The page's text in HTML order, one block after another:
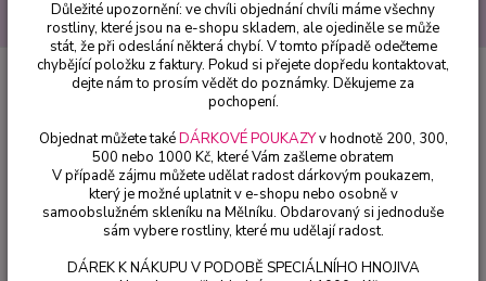
Hledat
Úvod Balkónové rostliny
Abutilon žlutý (Podslunečník, mračňák, lipka) -
Abutilon žlutý (Podslunečník,
mračňák, lipka) - 126
Důležité upozornění: ve chvíli objednání chvíli máme všechny
rostliny, které jsou na e-shopu skladem, ale ojediněle se může
stát, že při odeslání některá chybí. V tomto případě odečteme
chybějící položku z faktury. Pokud si přejete dopředu kontaktovat,
dejte nám to prosím vědět do poznámky. Děkujeme za
pochopení.
Objednat můžete takéDÁRKOVÉ POUKAZYv hodnotě 200, 300,
500 nebo 1000 Kč, které Vám zašleme obratem
V případě zájmu můžete udělat radost dárkovým poukazem,
který je možné uplatnit v e-shopu nebo osobně v
samoobslužném skleníku na Mělníku. Obdarovaný si jednoduše
sám vybere rostliny, které mu udělají radost.
DÁREK K NÁKUPU V PODOBĚ SPECIÁLNÍHO HNOJIVA